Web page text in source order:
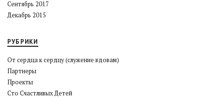
Сентябрь 2017
Декабрь 2015
РУБРИКИ
От сердца к сердцу (служение вдовам)
Партнеры
Проекты
Сто Счастливых Детей